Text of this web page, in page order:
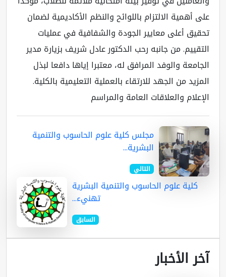
على أهمية الالتزام باللوائح والنظم الأكاديمية لضمان
تحقيق أعلى معايير الجودة والشفافية في عمليات
التقييم. من جانبه رحب الدكتور عادل شريف بزيارة مدير
الجامعة والوفد المرافق له، معتبرا إياها دافعا لبذل
المزيد من الجهد للارتقاء بالعملية التعليمية بالكلية.
الإعلام والعلاقات العامة والمراسم
مجلس كلية علوم الحاسوب والتنمية
البشرية...
التالي
كلية علوم الحاسوب والتنمية البشرية
تهنيء...
السابق
آخر الأخبار